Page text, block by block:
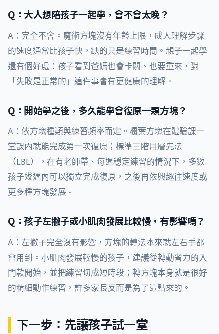
Q：大人想陪孩子一起學，會不會太晚？
A：完全不會。魔術方塊沒有年齡上限，成人理解步驟
的速度通常比孩子快，缺的只是練習時間。親子一起學
還有個好處：孩子看到爸媽也會卡關、也要重來，對
「失敗是正常的」這件事會有更健康的理解。
Q：開始學之後，多久能學會復原一顆方塊？
A：依方塊種類與練習頻率而定。楓葉方塊在體驗課一
堂課內就能完成第一次復原；標準三階用層先法
（LBL），在有老師帶、每週穩定練習的情況下，多數
孩子幾週內可以獨立完成復原，之後再依興趣往速度或
更多種方塊發展。
Q：孩子左撇子或小肌肉發展比較慢，有影響嗎？
A：左撇子完全沒有影響，方塊的轉法本來就左右手都
會用到。小肌肉發展較慢的孩子，建議從轉動省力的入
門款開始，並把練習切成短時段；轉方塊本身就是很好
的精細動作練習，許多家長反而是為了這點來的。
下一步：先讓孩子試一堂